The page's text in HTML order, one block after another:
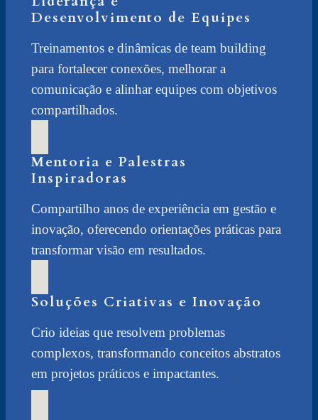
Desenvolvimento de Equipes
Treinamentos e dinâmicas de team building
para fortalecer conexões, melhorar a
comunicação e alinhar equipes com objetivos
compartilhados.
Mentoria e Palestras
Inspiradoras
Compartilho anos de experiência em gestão e
inovação, oferecendo orientações práticas para
transformar visão em resultados.
Soluções Criativas e Inovação
Crio ideias que resolvem problemas
complexos, transformando conceitos abstratos
em projetos práticos e impactantes.